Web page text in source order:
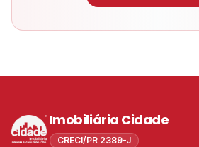
Imobiliária Cidade
CRECI/PR 2389-J